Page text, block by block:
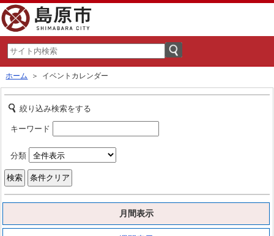
ホーム ＞ イベントカレンダー
絞り込み検索をする
キーワード
分類
月間表示